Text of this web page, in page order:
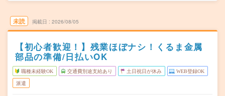
未読 掲載日 2026/08/05
【初心者歓迎！】残業ほぼナシ！くるま金属
部品の準備/日払いOK
職種未経験OK 交通費別途支給あり 土日祝日が休み WEB登録OK
派遣